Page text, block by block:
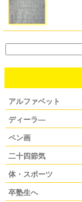
アルファベット
ディーラ―
ペン画
二十四節気
体・スポーツ
卒塾生へ